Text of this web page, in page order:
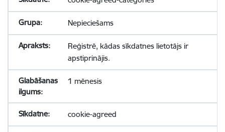
Nepieciešams
Reģistrē, kādas sīkdatnes lietotājs ir
apstiprinājis.
1 mēnesis
cookie-agreed